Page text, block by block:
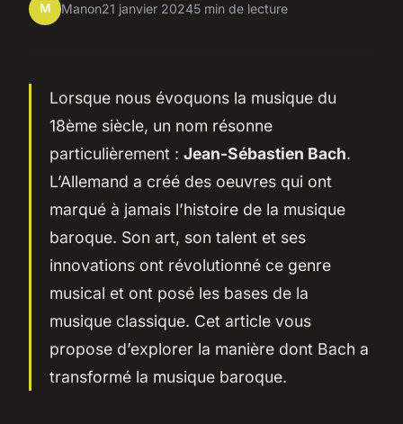
M Manon21 janvier 20245 min de lecture
Lorsque nous évoquons la musique du
18ème siècle, un nom résonne
particulièrement : Jean-Sébastien Bach.
L’Allemand a créé des oeuvres qui ont
marqué à jamais l’histoire de la musique
baroque. Son art, son talent et ses
innovations ont révolutionné ce genre
musical et ont posé les bases de la
musique classique. Cet article vous
propose d’explorer la manière dont Bach a
transformé la musique baroque.